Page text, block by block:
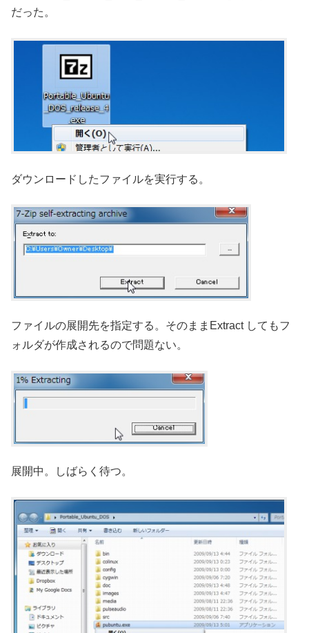
だった。
ダウンロードしたファイルを実行する。
ファイルの展開先を指定する。そのままExtract してもフ
ォルダが作成されるので問題ない。
展開中。しばらく待つ。